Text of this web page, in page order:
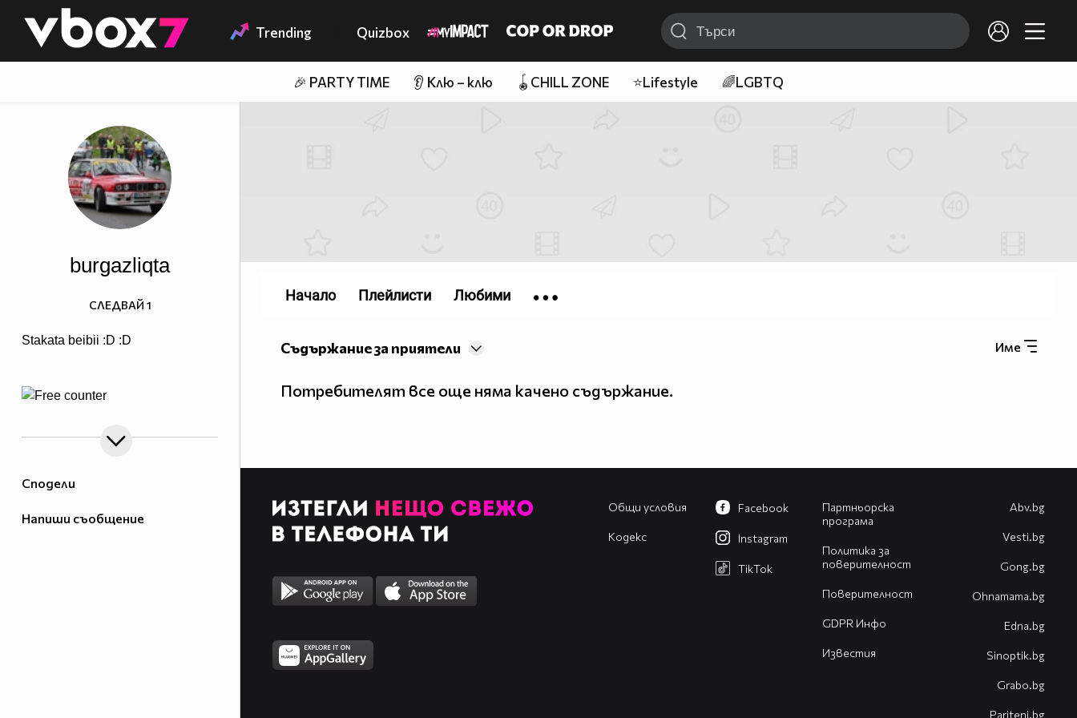
👾 Trending Quizbox
🎉 PARTY TIME 👂 Клю – клю 🪀CHILL ZONE ⭐Lifestyle 🌈LGBTQ
Сподели
Напиши съобщение
burgazliqta
Stakata beibii :D :D
СЛЕДВАЙ 1
Име
Съдържание за приятели
Потребителят все още няма качено съдържание.
Начало Плейлисти Любими
Общи условия
Кодекс
Партньорска
програма
Политика за
поверителност
Поверителност
GDPR Инфо
Известия
Facebook
Instagram
TikTok
Abv.bg
Vesti.bg
Gong.bg
Оhnamama.bg
Edna.bg
Sinoptik.bg
Grabo.bg
Pariteni.bg